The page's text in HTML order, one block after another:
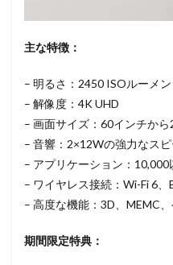
主な特徴：
– 明るさ：2450 ISOルーメン
– 解像度：4K UHD
– 画面サイズ：60インチか
– 音響：2×12Wの強力なス
– アプリケーション：
– ワイヤレス接続：Wi-Fi 6
– 高度な機能：3D、MEMC
期間限定特典：